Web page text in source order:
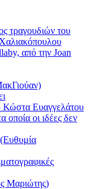
του
από την Joan
Κώστα Ευαγγελάτου
οποία οι ιδέες δεν
(Ευθυμία
Μαριώτης)